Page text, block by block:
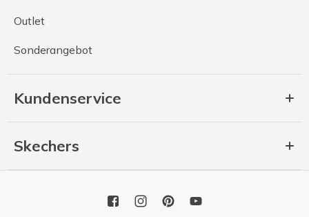
Outlet
Sonderangebot
Kundenservice
Skechers